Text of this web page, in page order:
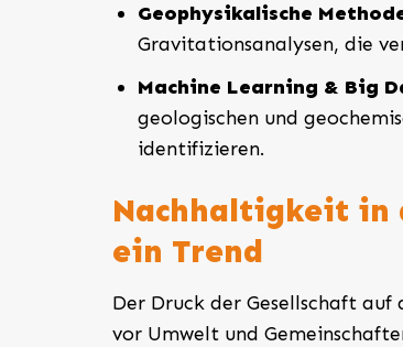
Geophysikalische
Gravitationsanalysen, die
Machine Learning & Big
geologischen und
identifizieren.
Nachhaltigkeit in
ein Trend
Der Druck der Gesellschaft
vor Umwelt und